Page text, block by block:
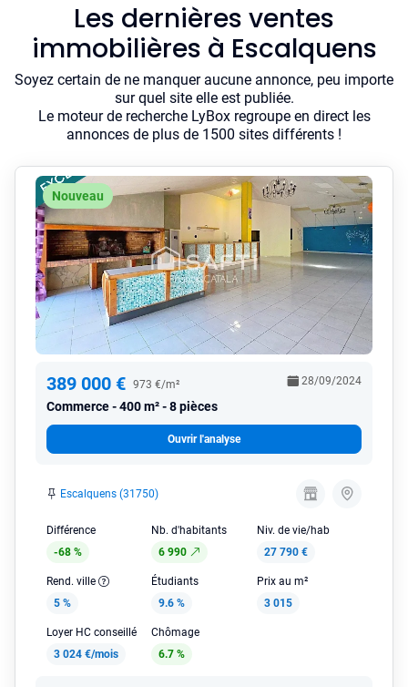
Les dernières ventes
immobilières à Escalquens
Soyez certain de ne manquer aucune annonce, peu importe
sur quel site elle est publiée.
Le moteur de recherche LyBox regroupe en direct les
annonces de plus de 1500 sites différents !
Nouveau
389 000 € 973 €/m²
Commerce 400 m² - 8 pièces
28/09/2024
Ouvrir l'analyse
Escalquens (31750)
Différence
-68 %
Nb. d'habitants
6 990
Niv. de vie/hab
27 790 €
Rend. ville
5 %
Étudiants
9.6 %
Prix au m²
3 015
Loyer HC conseillé
3 024 €/mois
Chômage
6.7 %